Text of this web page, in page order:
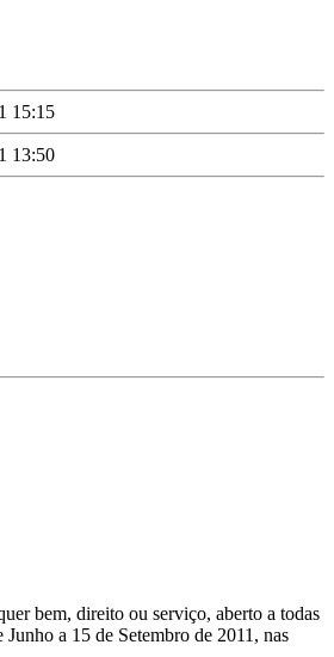
15:15
13:50
bem, direito ou serviço, aberto a todas
a 15 de Setembro de 2011, nas